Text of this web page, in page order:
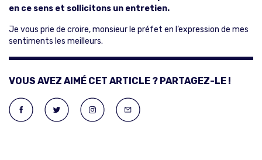
en ce sens et sollicitons un entretien.
Je vous prie de croire, monsieur le préfet en l’expression de mes
sentiments les meilleurs.
VOUS AVEZ AIMÉ CET ARTICLE ? PARTAGEZ-LE !